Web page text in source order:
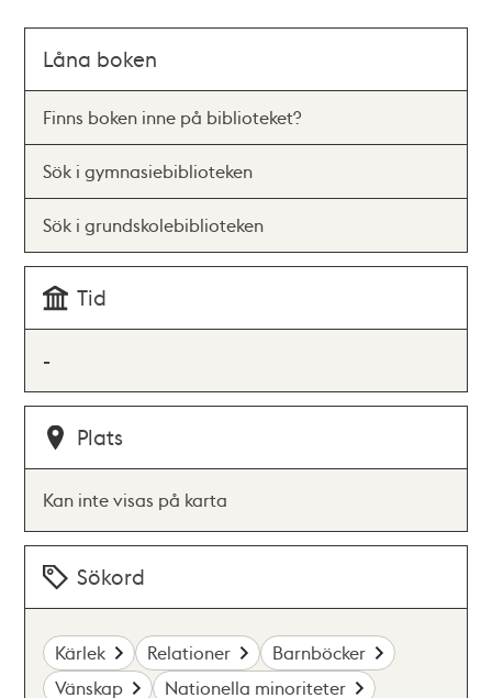
Låna boken
Finns boken inne på biblioteket?
Sök i gymnasiebiblioteken
Sök i grundskolebiblioteken
Tid
-
Plats
Kan inte visas på karta
Sökord
Kärlek Relationer
Barnböcker
Vänskap
Nationella minoriteter